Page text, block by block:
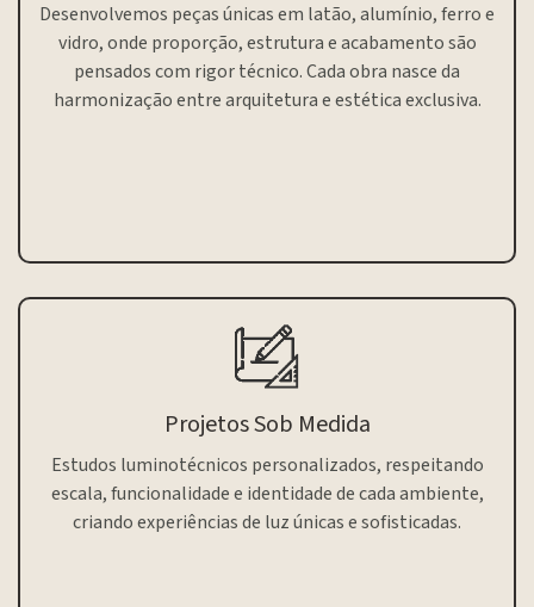
Desenvolvemos peças únicas em latão, alumínio, ferro e
vidro, onde proporção, estrutura e acabamento são
pensados com rigor técnico. Cada obra nasce da
harmonização entre arquitetura e estética exclusiva.
Projetos Sob Medida
Estudos luminotécnicos personalizados, respeitando
escala, funcionalidade e identidade de cada ambiente,
criando experiências de luz únicas e sofisticadas.